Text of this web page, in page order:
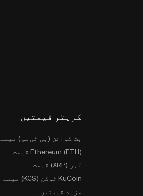
کرپٹو قیمتیں
بٹ کوائن (بی ٹی سی) قیمت
Ethereum (ETH) قیمت
لہر (XRP) قیمت
KuCoin ٹوکن (KCS) قیمت
مزید قیمتیں۔